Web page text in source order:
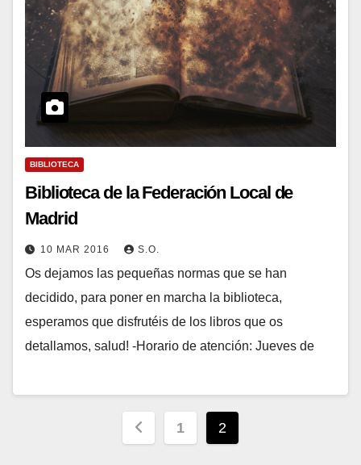
BIBLIOTECA
Biblioteca de la Federación Local de
Madrid
10 MAR 2016 S.O.
Os dejamos las pequeñas normas que se han
decidido, para poner en marcha la biblioteca,
esperamos que disfrutéis de los libros que os
detallamos, salud! -Horario de atención: Jueves de
Paginación
1 2